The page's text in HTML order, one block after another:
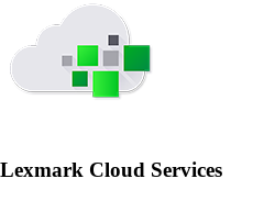
Lexmark Cloud Services